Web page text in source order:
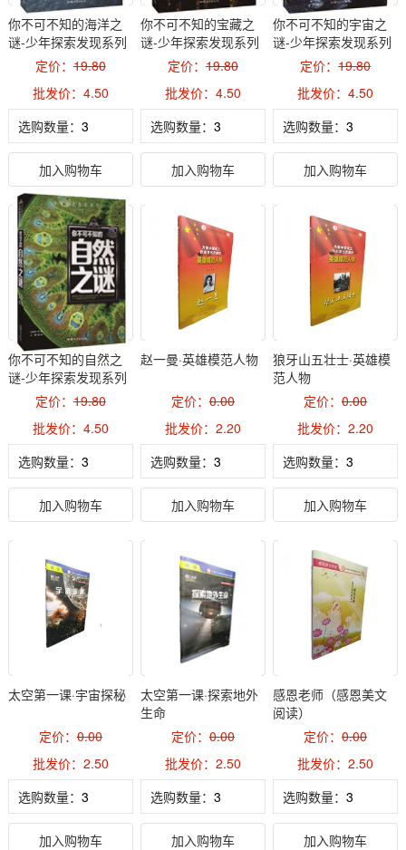
你不可不知的海洋之
谜-少年探索发现系列
定价：19.80
批发价：4.50
选购数量：
加入购物车
你不可不知的宝藏之
谜-少年探索发现系列
定价： 19.80
批发价：4.50
选购数量：
加入购物车
你不可不知的宇宙之
谜-少年探索发现系列
定价：19.80
批发价：4.50
选购数量：
加入购物车
你不可不知的自然之
谜-少年探索发现系列
定价：19.80
批发价：4.50
选购数量：
加入购物车
赵一曼·英雄模范人物
定价： 0.00
批发价：2.20
选购数量：
加入购物车
狼牙山五壮士·英雄模
范人物
定价：0.00
批发价：2.20
选购数量：
加入购物车
太空第一课·宇宙探秘
定价：0.00
批发价：2.50
选购数量：
加入购物车
太空第一课·探索地外
生命
定价： 0.00
批发价：2.50
选购数量：
加入购物车
感恩老师（感恩美文
阅读）
定价：0.00
批发价：2.50
选购数量：
加入购物车